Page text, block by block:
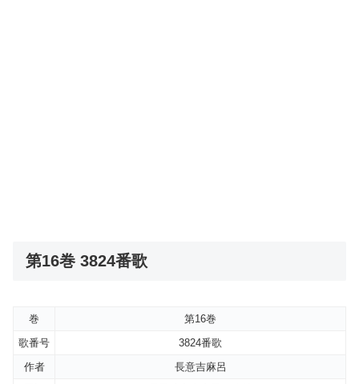
第16巻 3824番歌
巻
第16巻
歌番号
3824番歌
作者
長意吉麻呂